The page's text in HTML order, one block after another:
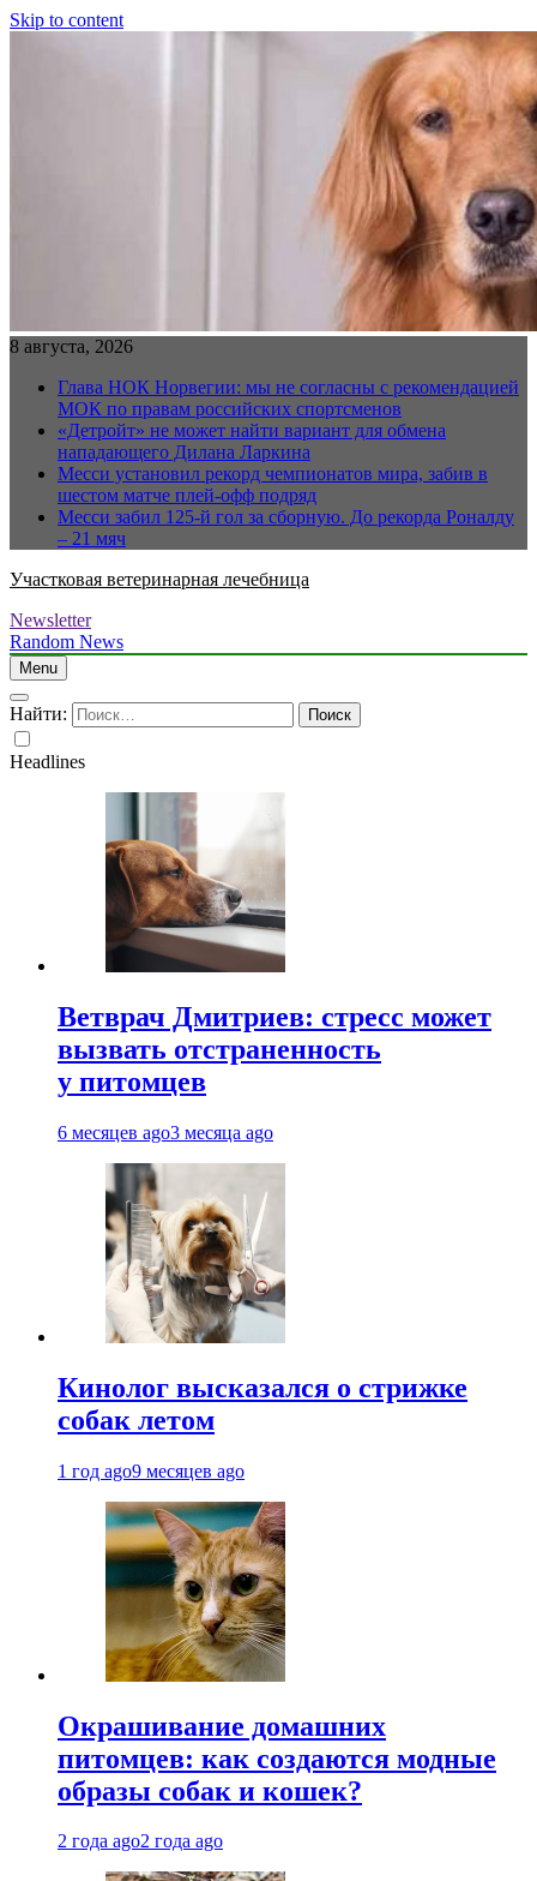
Skip to content
8 августа, 2026
Глава НОК Норвегии: мы не согласны с рекомендацией
МОК по правам российских спортсменов
«Детройт» не может найти вариант для обмена
нападающего Дилана Ларкина
Месси установил рекорд чемпионатов мира, забив в
шестом матче плей‑офф подряд
Месси забил 125-й гол за сборную. До рекорда Роналду
– 21 мяч
Участковая ветеринарная лечебница
Newsletter
Random News
Menu
Найти:
Headlines
Ветврач Дмитриев: стресс может
вызвать отстраненность
у питомцев
6 месяцев ago3 месяца ago
Кинолог высказался о стрижке
собак летом
1 год ago9 месяцев ago
Окрашивание домашних
питомцев: как создаются модные
образы собак и кошек?
2 года ago2 года ago